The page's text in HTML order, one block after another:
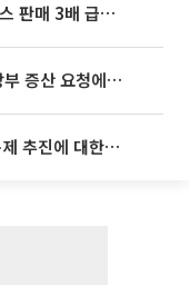
대신證 “알테오젠, 키트루다 큐렉스 판매 3배 급증…목표가 41만원 상향”
[특징주] “탄약 부족하다“ 美 국방부 증산 요청에⋯국내 방산주 급등세
[특징주] 美 중국산 광트랜시버 규제 추진에 대한광통신 등 광통신株 강세